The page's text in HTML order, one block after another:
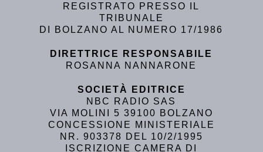
REGISTRATO PRESSO IL
TRIBUNALE
DI BOLZANO AL NUMERO 17/1986
DIRETTRICE RESPONSABILE
ROSANNA NANNARONE
SOCIETÀ EDITRICE
NBC RADIO SAS
VIA MOLINI 5 39100 BOLZANO
CONCESSIONE MINISTERIALE
NR. 903378 DEL 10/2/1995
ISCRIZIONE CAMERA DI